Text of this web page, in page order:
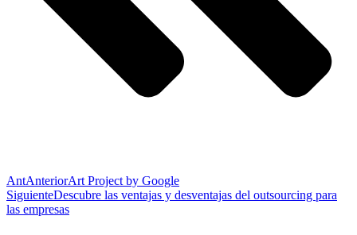
AntAnteriorArt Project by Google
SiguienteDescubre las ventajas y desventajas del outsourcing para
las empresas